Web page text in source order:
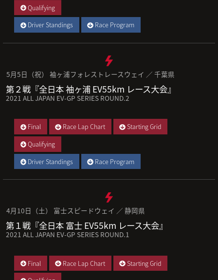
Qualifying
Driver Standings
Race Program
5月5日（祝） 袖ヶ浦フォレストレースウェイ ／ 千葉県
第２戦『全日本 袖ヶ浦 EV55km レース大会』
2021 ALL JAPAN EV-GP SERIES ROUND.2
Final Race Lap Chart
Starting Grid
Qualifying
Driver Standings
Race Program
4月10日（土） 富士スピードウェイ ／ 静岡県
第１戦『全日本 富士 EV55km レース大会』
2021 ALL JAPAN EV-GP SERIES ROUND.1
Final Race Lap Chart
Starting Grid